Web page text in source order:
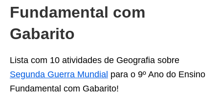
Fundamental com
Gabarito
Lista com 10 atividades de Geografia sobre
Segunda Guerra Mundial para o 9º Ano do Ensino
Fundamental com Gabarito!